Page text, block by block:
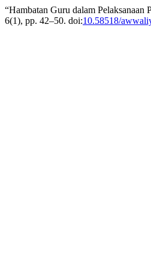
“Hambatan Guru dalam
6(1), pp. 42–50. doi:10.58518/